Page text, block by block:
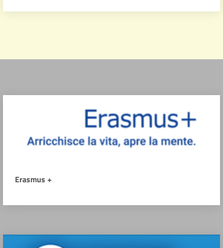
Erasmus +